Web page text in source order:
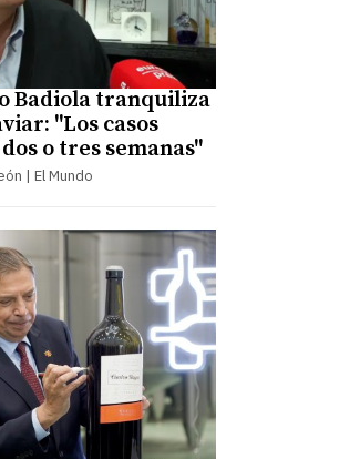
Badiola tranquiliza
"Los casos
o tres semanas"
| El Mundo